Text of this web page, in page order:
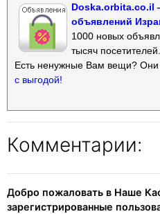
Doska.orbita.co.il
объявлений
1000 новых
тысяч посетителей.
Есть ненужные Вам вещи? Они
с выгодой!
Комментарии:
Добро пожаловать в Наше
зарегистрированные